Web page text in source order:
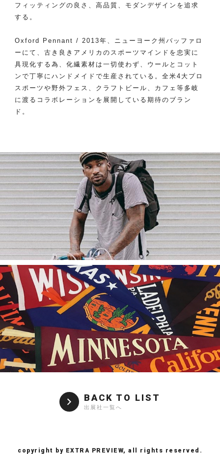
フィッティングの良さ、高品質、モダンデザインを追求
する。
Oxford Pennant / 2013年、ニューヨーク州バッファロ
ーにて、古き良きアメリカのスポーツマインドを忠実に
具現化する為、化繊素材は一切使わず、ウールとコット
ンで丁寧にハンドメイドで生産されている。全米4大プロ
スポーツや野外フェス、クラフトビール、カフェ等多岐
に渡るコラボレーションを展開している期待のブラン
ド。
BACK TO LIST
出展社一覧へ
copyright by EXTRA PREVIEW, all rights reserved.